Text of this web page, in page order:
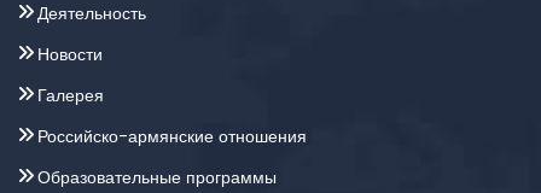
Деятельность
Новости
Галерея
Российско-армянские отношения
Образовательные программы